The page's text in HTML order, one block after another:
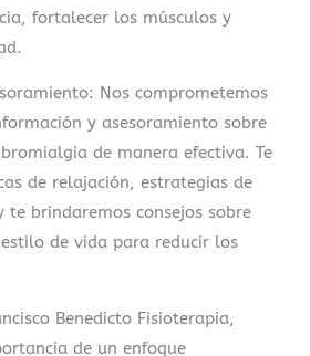
fortalecer los músculos y
Nos comprometemos
y asesoramiento sobre
de manera efectiva. Te
de relajación, estrategias de
te brindaremos consejos sobre
de vida para reducir los
Benedicto Fisioterapia,
de un enfoque